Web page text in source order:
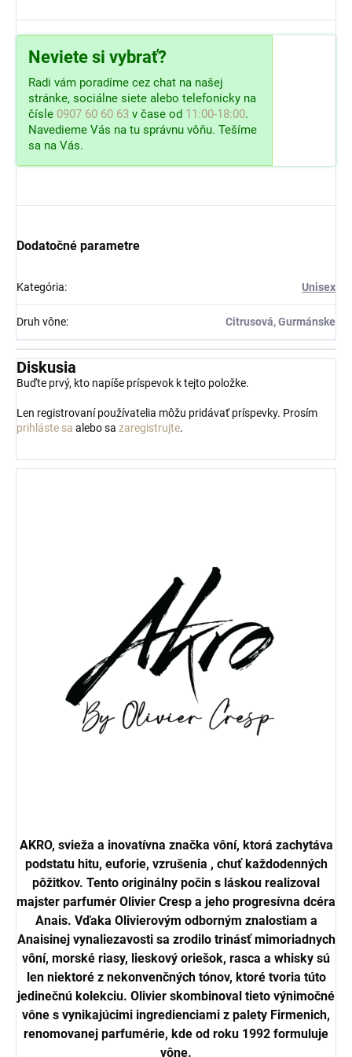
Neviete si vybrať?
Radi vám poradíme cez chat na našej
stránke, sociálne siete alebo telefonicky na
čísle 0907 60 60 63 v čase od 11:00-18:00.
Navedieme Vás na tu správnu vôňu. Tešíme
sa na Vás.
Dodatočné parametre
Kategória: Unisex
Druh vône: Citrusová, Gurmánske
Diskusia
Buďte prvý, kto napíše príspevok k tejto položke.
Len registrovaní používatelia môžu pridávať príspevky. Prosím
prihláste sa alebo sa zaregistrujte.
AKRO, svieža a inovatívna značka vôní, ktorá zachytáva
podstatu hitu, euforie, vzrušenia , chuť každodenných
pôžitkov. Tento originálny počin s láskou realizoval
majster parfumér Olivier Cresp a jeho progresívna dcéra
Anais. Vďaka Olivierovým odborným znalostiam a
Anaisinej vynaliezavosti sa zrodilo trinásť mimoriadnych
vôní, morské riasy, lieskový oriešok, rasca a whisky sú
len niektoré z nekonvenčných tónov, ktoré tvoria túto
jedinečnú kolekciu. Olivier skombinoval tieto výnimočné
vône s vynikajúcimi ingredienciami z palety Firmenich,
renomovanej parfumérie, kde od roku 1992 formuluje
vône.